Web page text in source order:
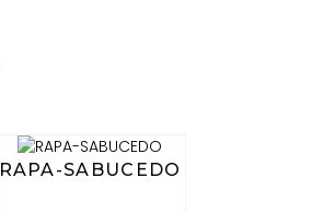
RAPA-SABUCEDO